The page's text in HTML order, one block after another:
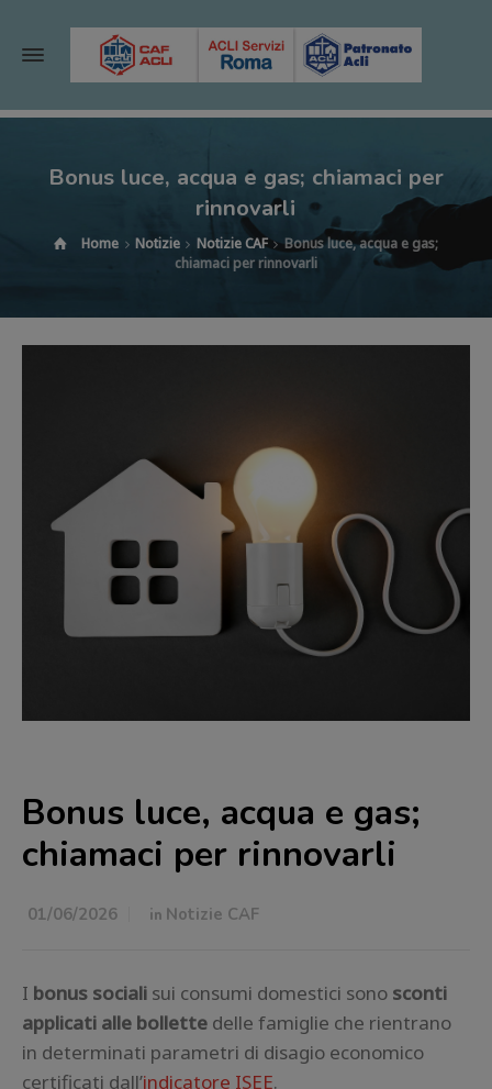
Bonus luce, acqua e gas; chiamaci per
rinnovarli
Home Notizie Notizie CAF
Bonus luce, acqua e gas;
chiamaci per rinnovarli
Bonus luce, acqua e gas;
chiamaci per rinnovarli
01/06/2026 in Notizie CAF
I bonus sociali sui consumi domestici sono sconti
applicati alle bollette delle famiglie che rientrano
in determinati parametri di disagio economico
certificati dall’indicatore ISEE.